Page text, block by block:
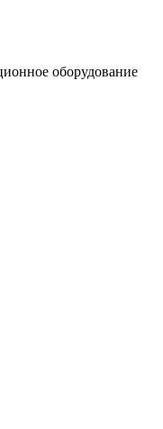
оборудование